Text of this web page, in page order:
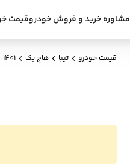
مشاوره خرید و فروش خودروقیمت
قیمت خودرو تیبا هاچ بک 1401